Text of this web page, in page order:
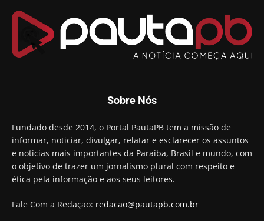
Sobre Nós
Fundado desde 2014, o Portal PautaPB tem a missão de
informar, noticiar, divulgar, relatar e esclarecer os assuntos
e notícias mais importantes da Paraíba, Brasil e mundo, com
o objetivo de trazer um jornalismo plural com respeito e
ética pela informação e aos seus leitores.
Fale Com a Redaçao: redacao@pautapb.com.br